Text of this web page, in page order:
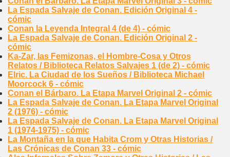
La Espada Salvaje de Conan. Edición Original 4 -
cómic
Conan la Leyenda Integral 4 (de 4) - cómic
La Espada Salvaje de Conan. Edición Original 2 -
cómic
Ka-Zar, las Femizonas, el Hombre-Cosa y Otros
Relatos / Biblioteca Relatos Salvajes 1 (de 2) - cómic
Elric. La Ciudad de los Sueños / Biblioteca Michael
Moorcock 6 - cómic
Conan el Bárbaro. La Etapa Marvel Original 2 - cómic
La Espada Salvaje de Conan. La Etapa Marvel Original
2 (1976) - cómic
La Espada Salvaje de Conan. La Etapa Marvel Original
1 (1974-1975) - cómic
La Montaña en la que Habita Crom y Otras Historias /
Las Crónicas de Conan 33 - cómic